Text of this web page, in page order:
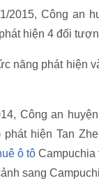
2015, Công an
hiện 4 đối
năng phát hiện
Công an
hiện Tan
ô tô Campuchia
sang